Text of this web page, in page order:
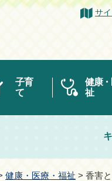
サ
子育
て
健康
祉
健康・医療・福祉 > 香害